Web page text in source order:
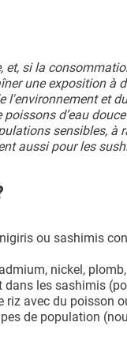
et, si la
une exposition à
l'environnement et
d’eau
sensibles, à
aussi pour les
ou sashimis
nickel,
les sashimis
riz avec du poisson
de population